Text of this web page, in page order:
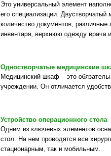
Это универсальный элемент
его специализации.
количество документов,
инвентаря, верхнюю одежду врача
Одностворчатые медицинские
Медицинский шкаф – это
учреждении. Он отличается
Устройство операционного стола
Одним из ключевых элементов
стол. На нем проводятся все
стационарным, так и мобильным.